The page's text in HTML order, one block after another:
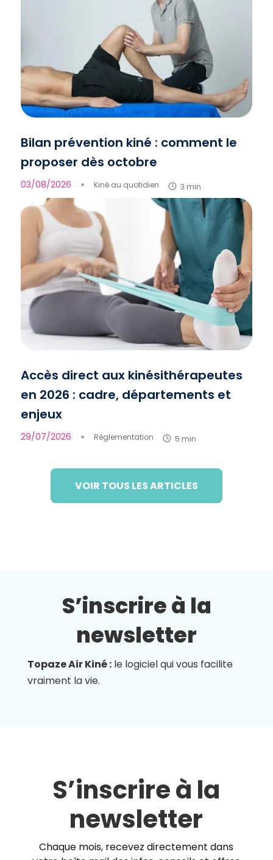
Bilan prévention kiné : comment le
proposer dès octobre
03/08/2026 ● Kiné au quotidien 3 min
Accès direct aux kinésithérapeutes
en 2026 : cadre, départements et
enjeux
29/07/2026 ● Règlementation 5 min
VOIR TOUS LES ARTICLES
S’inscrire à la
newsletter
Topaze Air Kiné : le logiciel qui vous facilite
vraiment la vie.
S’inscrire à la
newsletter
Chaque mois, recevez directement dans